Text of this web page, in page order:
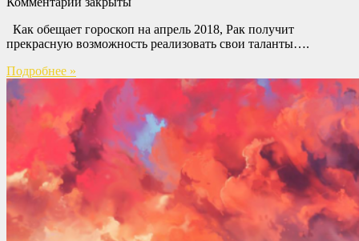
Как обещает гороскоп на апрель 2018, Рак получит
прекрасную возможность реализовать свои таланты….
Подробнее »